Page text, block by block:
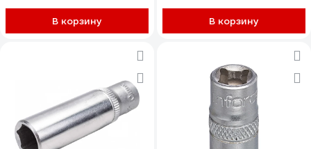
В корзину В корзину